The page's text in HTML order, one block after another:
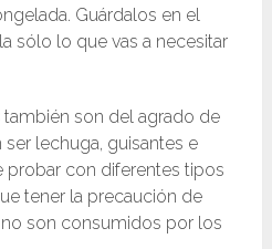
Guárdalos en el
sólo lo que vas a necesitar
también son del agrado de
lechuga, guisantes e
probar con diferentes tipos
tener la precaución de
son consumidos por los